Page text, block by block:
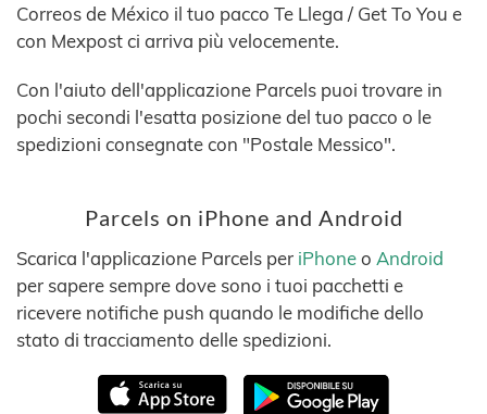
Correos de México il tuo pacco Te Llega / Get To You e
con Mexpost ci arriva più velocemente.
Con l'aiuto dell'applicazione Parcels puoi trovare in
pochi secondi l'esatta posizione del tuo pacco o le
spedizioni consegnate con "Postale Messico".
Parcels on iPhone and Android
Scarica l'applicazione Parcels per iPhoneo Android
per sapere sempre dove sono i tuoi pacchetti e
ricevere notifiche push quando le modifiche dello
stato di tracciamento delle spedizioni.